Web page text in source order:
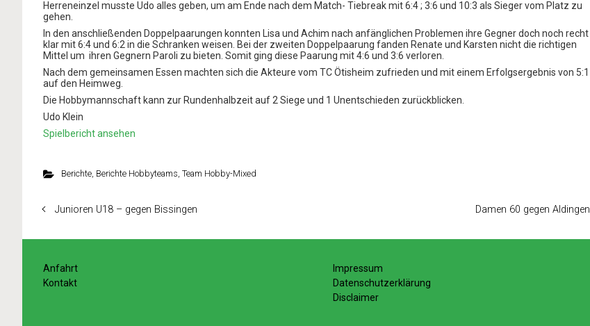
Herreneinzel musste Udo alles geben, um am Ende nach dem Match- Tiebreak mit 6:4 ; 3:6 und 10:3 als Sieger vom Platz zu
gehen.
In den anschließenden Doppelpaarungen konnten Lisa und Achim nach anfänglichen Problemen ihre Gegner doch noch recht
klar mit 6:4 und 6:2 in die Schranken weisen. Bei der zweiten Doppelpaarung fanden Renate und Karsten nicht die richtigen
Mittel um ihren Gegnern Paroli zu bieten. Somit ging diese Paarung mit 4:6 und 3:6 verloren.
Nach dem gemeinsamen Essen machten sich die Akteure vom TC Ötisheim zufrieden und mit einem Erfolgsergebnis von 5:1
auf den Heimweg.
Die Hobbymannschaft kann zur Rundenhalbzeit auf 2 Siege und 1 Unentschieden zurückblicken.
Udo Klein
Spielbericht ansehen
Berichte, Berichte Hobbyteams, Team Hobby-Mixed
Junioren U18 – gegen Bissingen Damen 60 gegen Aldingen
Anfahrt
Kontakt
Impressum
Datenschutzerklärung
Disclaimer